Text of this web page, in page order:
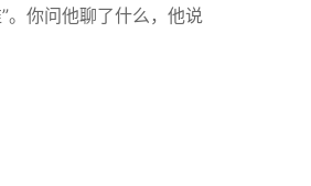
。你问他聊了什么，他说